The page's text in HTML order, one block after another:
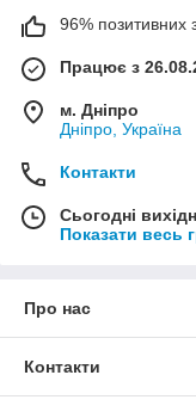
96% позитивних з
Працює з
м. Дніпро
Дніпро, Україна
Контакти
Сьогодні
Показати весь
Про нас
Контакти